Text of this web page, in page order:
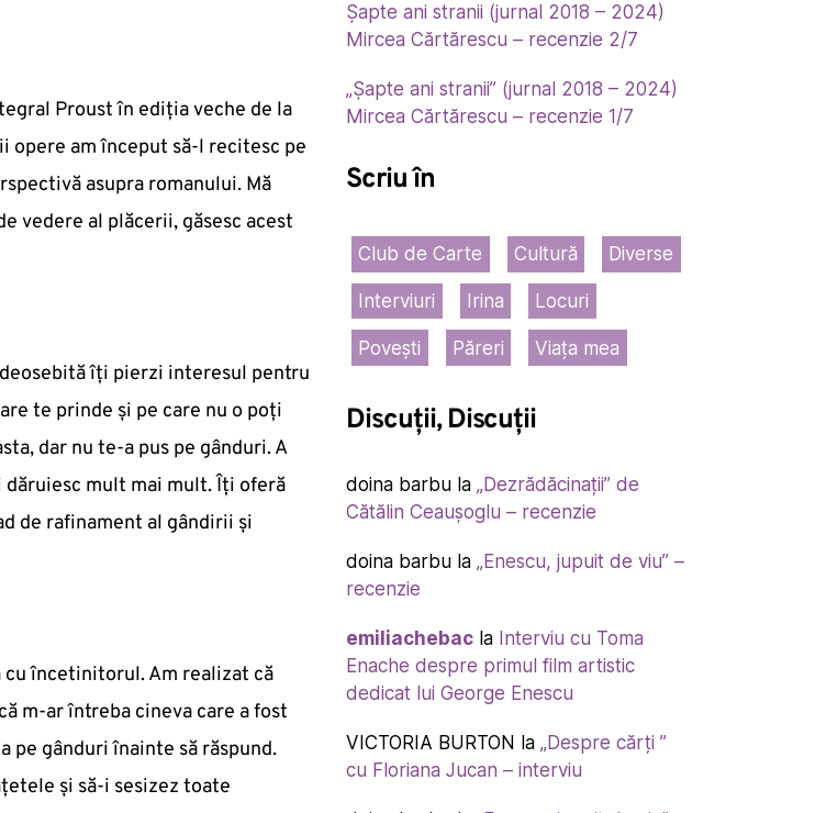
Proust în ediția veche de la
opere am început să-l recitesc pe
asupra romanului. Mă
vedere al plăcerii, găsesc acest
îți pierzi interesul pentru
te prinde și pe care nu o poți
dar nu te-a pus pe gânduri. A
mult mai mult. Îți oferă
de rafinament al gândirii și
încetinitorul. Am realizat că
m-ar întreba cineva care a fost
pe gânduri înainte să răspund.
și să-i sesizez toate
Șapte ani stranii (jurnal 2018 – 2024)
Mircea Cărtărescu – recenzie 2/7
„Șapte ani stranii” (jurnal 2018 – 2024)
Mircea Cărtărescu – recenzie 1/7
Scriu în
Club de Carte Cultură Diverse
Interviuri Irina Locuri
Povești Păreri Viața mea
Discuții, Discuții
doina barbu la „Dezrădăcinații” de
Cătălin Ceaușoglu – recenzie
doina barbu la „Enescu, jupuit de viu” –
recenzie
emiliachebac la Interviu cu Toma
Enache despre primul film artistic
dedicat lui George Enescu
VICTORIA BURTON la „Despre cărți ”
cu Floriana Jucan – interviu